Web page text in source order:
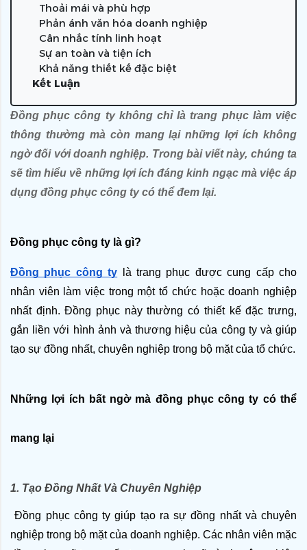
Thoải mái và phù hợp
Phản ánh văn hóa doanh nghiệp
Cân nhắc tính linh hoạt
Sự an toàn và tiện ích
Khả năng thiết kế đặc biệt
Kết Luận
Đồng phục công ty không chỉ là trang phục làm việc
thông thường mà còn mang lại những lợi ích không
ngờ đối với doanh nghiệp. Trong bài viết này, chúng ta
sẽ tìm hiểu về những lợi ích đáng kinh ngạc mà việc áp
dụng đồng phục công ty có thể đem lại.
Đồng phục công ty là gì?
Đồng phục công ty là trang phục được cung cấp cho
nhân viên làm việc trong một tổ chức hoặc doanh nghiệp
nhất định. Đồng phục này thường có thiết kế đặc trưng,
gắn liền với hình ảnh và thương hiệu của công ty và giúp
tạo sự đồng nhất, chuyên nghiệp trong bộ mặt của tổ chức.
Những lợi ích bất ngờ mà đồng phục công ty có thể
mang lại
1. Tạo Đồng Nhất Và Chuyên Nghiệp
Đồng phục công ty giúp tạo ra sự đồng nhất và chuyên
nghiệp trong bộ mặt của doanh nghiệp. Các nhân viên mặc